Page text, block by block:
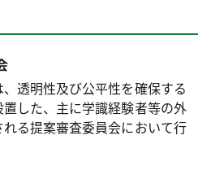
透明性及び公平性を確保する
した、主に学識経験者等の外
る提案審査委員会において行